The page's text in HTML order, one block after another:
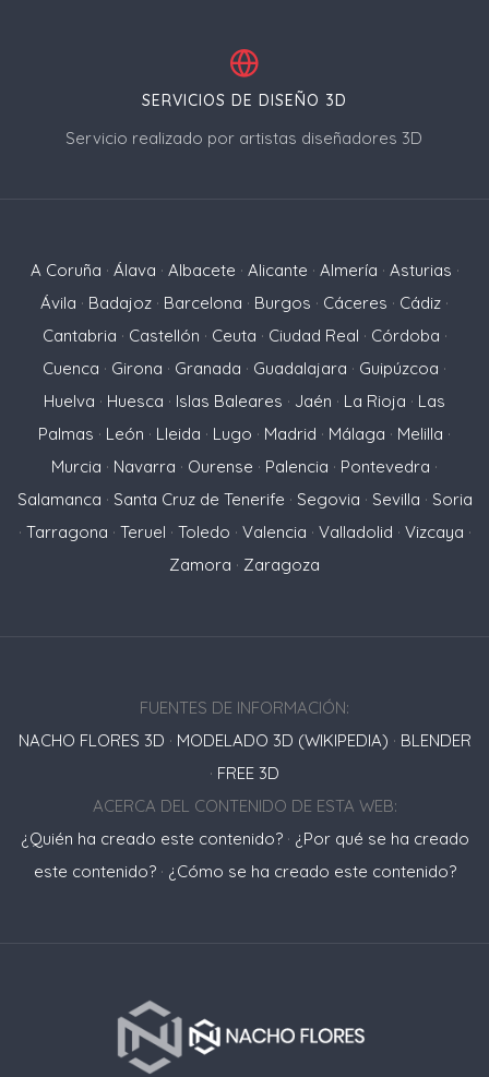
SERVICIOS DE DISEÑO 3D
Servicio realizado por artistas diseñadores 3D
A Coruña · Álava · Albacete · Alicante · Almería · Asturias ·
Ávila · Badajoz · Barcelona · Burgos · Cáceres · Cádiz ·
Cantabria · Castellón · Ceuta · Ciudad Real · Córdoba ·
Cuenca · Girona · Granada · Guadalajara · Guipúzcoa ·
Huelva · Huesca · Islas Baleares · Jaén · La Rioja · Las
Palmas · León · Lleida · Lugo · Madrid · Málaga · Melilla ·
Murcia · Navarra · Ourense · Palencia · Pontevedra ·
Salamanca · Santa Cruz de Tenerife · Segovia · Sevilla · Soria
· Tarragona · Teruel · Toledo · Valencia · Valladolid · Vizcaya ·
Zamora · Zaragoza
FUENTES DE INFORMACIÓN:
NACHO FLORES 3D · MODELADO 3D (WIKIPEDIA) · BLENDER
· FREE 3D
ACERCA DEL CONTENIDO DE ESTA WEB:
¿Quién ha creado este contenido?· ¿Por qué se ha creado
este contenido?· ¿Cómo se ha creado este contenido?